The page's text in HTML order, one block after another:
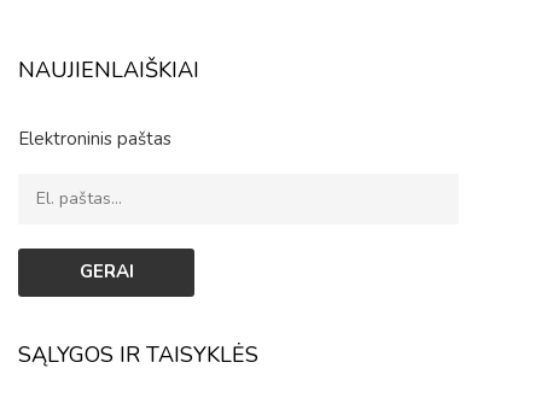
NAUJIENLAIŠKIAI
Elektroninis paštas
SĄLYGOS IR TAISYKLĖS